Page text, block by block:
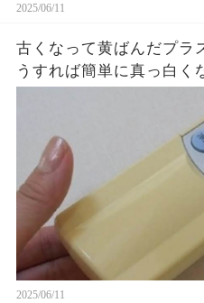
2025/06/11
古くなって黄ばんだプラ
うすれば簡単に真っ白く
2025/06/11